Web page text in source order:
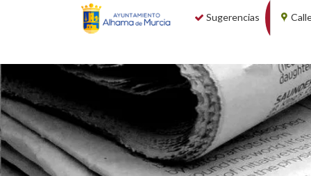
Sugerencias